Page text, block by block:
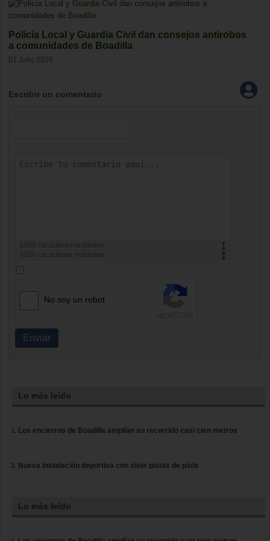
Policía Local y Guardia Civil dan consejos antirobos
a comunidades de Boadilla
01 Julio 2026
Escribir un comentario
caracteres restantes
caracteres restantes
No soy un robot
Enviar
Lo más leído
Los encierros de Boadilla amplían su recorrido casi cien metros
Nueva instalación deportiva con siete pistas de páde
Lo más leído